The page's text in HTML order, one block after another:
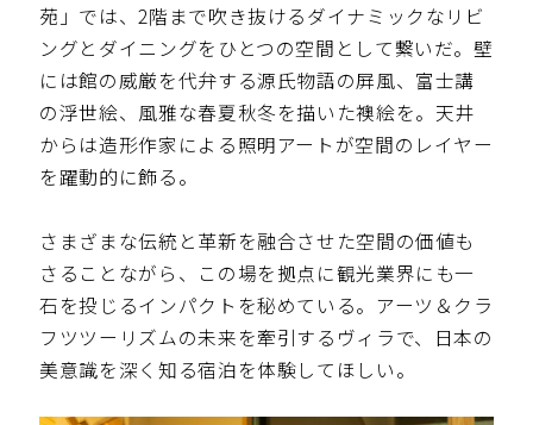
苑」では、2階まで吹き抜けるダイナミックなリビ
ングとダイニングをひとつの空間として繋いだ。壁
には館の威厳を代弁する源氏物語の屏風、富士講
の浮世絵、風雅な春夏秋冬を描いた襖絵を。天井
からは造形作家による照明アートが空間のレイヤー
を躍動的に飾る。
さまざまな伝統と革新を融合させた空間の価値も
さることながら、この場を拠点に観光業界にも一
石を投じるインパクトを秘めている。アーツ＆クラ
フツツーリズムの未来を牽引するヴィラで、日本の
美意識を深く知る宿泊を体験してほしい。